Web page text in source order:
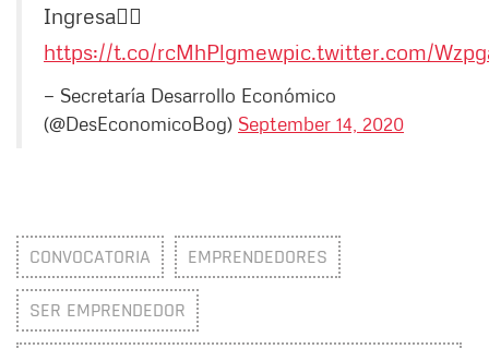
Ingresa👉🏻
https://t.co/rcMhPlgmewpic.twitter.com/
— Secretaría Desarrollo Económico
(@DesEconomicoBog) September 14, 2020
CONVOCATORIA EMPRENDEDORES
SER EMPRENDEDOR